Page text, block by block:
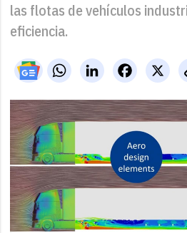
las flotas de vehículos
eficiencia.
WhatsAppLinkedIn X
Facebook